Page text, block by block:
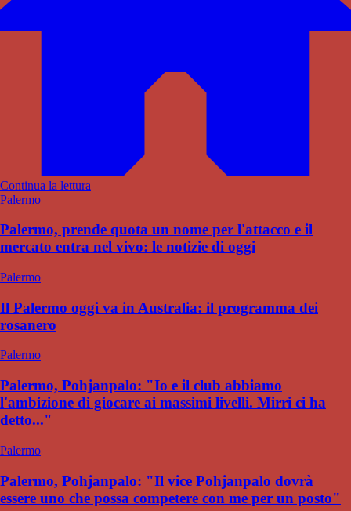
Continua la lettura
Palermo
Palermo, prende quota un nome per l'attacco e il
mercato entra nel vivo: le notizie di oggi
Palermo
Il Palermo oggi va in Australia: il programma dei
rosanero
Palermo
Palermo, Pohjanpalo: "Io e il club abbiamo
l'ambizione di giocare ai massimi livelli. Mirri ci ha
detto..."
Palermo
Palermo, Pohjanpalo: "Il vice Pohjanpalo dovrà
essere uno che possa competere con me per un posto"